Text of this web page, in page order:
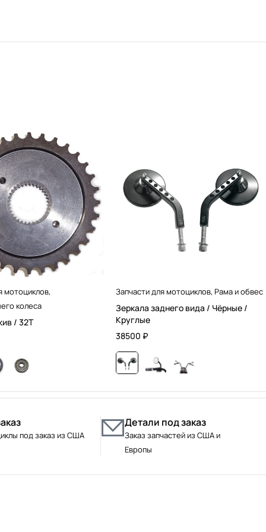
мотоциклов,
колеса
/ 32T
Запчасти для мотоциклов,Рама и обвес
Зеркала заднего вида / Чёрные /
Круглые
38500 ₽
под заказ из США
Детали под заказ
Заказ запчастей из США и
Европы